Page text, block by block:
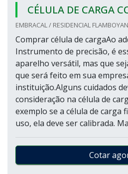
CÉLULA DE CARGA
EMBRACAL / RESIDENCIAL
Comprar célula de cargaAo
Instrumento de precisão, é
aparelho versátil, mas que
que será feito em sua
instituição.Alguns cuidados
consideração na célula de
exemplo se a célula de carga
uso, ela deve ser calibrada.
Cotar